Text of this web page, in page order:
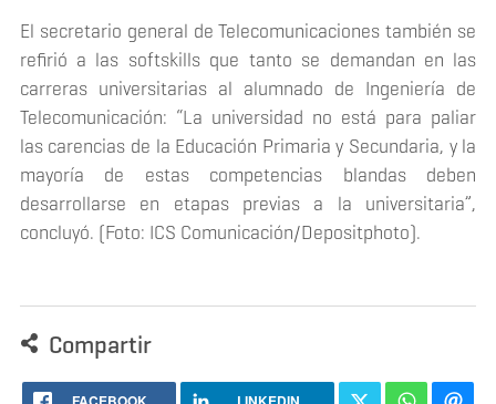
El secretario general de Telecomunicaciones también se
refirió a las softskillsque tanto se demandan en las
carreras universitarias al alumnado de Ingeniería de
Telecomunicación: “La universidad no está para paliar
las carencias de la Educación Primaria y Secundaria, y la
mayoría de estas competencias blandas deben
desarrollarse en etapas previas a la universitaria”,
concluyó. (Foto: ICS Comunicación/Depositphoto).
Compartir